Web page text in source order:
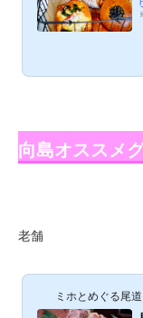
向島オススメ
老舗
ミホとめぐる尾道